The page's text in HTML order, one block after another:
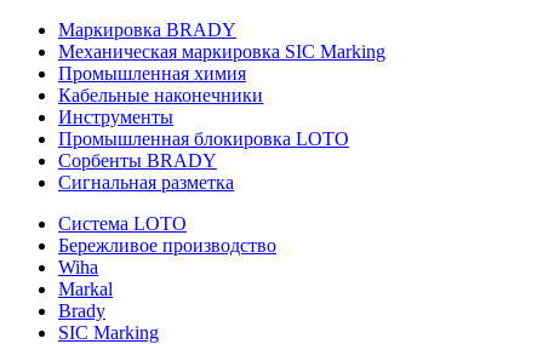
Маркировка BRADY
Механическая маркировка SIC Marking
Промышленная химия
Кабельные наконечники
Инструменты
Промышленная блокировка LOTO
Сорбенты BRADY
Сигнальная разметка
Система LOTO
Бережливое производство
Wiha
Markal
Brady
SIC Marking